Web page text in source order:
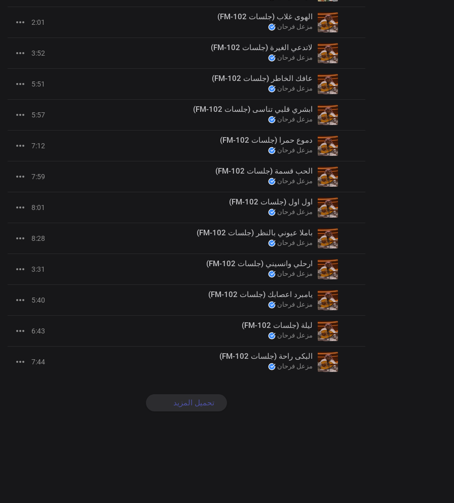
الهوى غلاب (جلسات FM-102)
مزعل فرحان
2:01
لاتدعي الغيرة (جلسات FM-102)
مزعل فرحان
3:52
عافك الخاطر (جلسات FM-102)
مزعل فرحان
5:51
ابشري قلبي تناسى (جلسات FM-102)
مزعل فرحان
5:57
دموع حمرا (جلسات FM-102)
مزعل فرحان
7:12
الحب قسمة (جلسات FM-102)
مزعل فرحان
7:59
اول اول (جلسات FM-102)
مزعل فرحان
8:01
باملا عيوني بالنظر (جلسات FM-102)
مزعل فرحان
8:28
ارحلي وانسيني (جلسات FM-102)
مزعل فرحان
3:31
يامبرد اعصابك (جلسات FM-102)
مزعل فرحان
5:40
ليلة (جلسات FM-102)
مزعل فرحان
6:43
البكى راحة (جلسات FM-102)
مزعل فرحان
7:44
تحميل المزيد